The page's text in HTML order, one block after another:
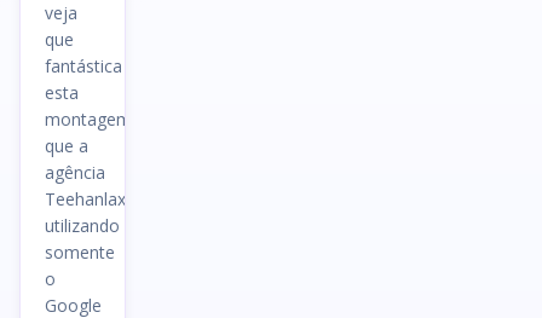
veja
que
fantástica
esta
montagem
que a
agência
Teehanlax fez
utilizando
somente
o
Google